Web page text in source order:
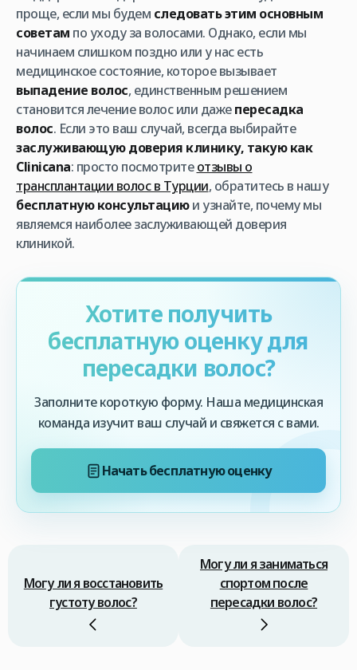
проще, если мы будем следовать этим основным
советам по уходу за волосами. Однако, если мы
начинаем слишком поздно или у нас есть
медицинское состояние, которое вызывает
выпадение волос, единственным решением
становится лечение волос или дажепересадка
волос. Если это ваш случай, всегда выбирайте
заслуживающую доверия клинику, такую как
Clinicana: просто посмотритеотзывы о
трансплантации волос в Турции, обратитесь в нашу
бесплатную консультациюи узнайте, почему мы
являемся наиболее заслуживающей доверия
клиникой.
Хотите получить
бесплатную оценку для
пересадки волос?
Заполните короткую форму. Наша медицинская
команда изучит ваш случай и свяжется с вами.
Начать бесплатную оценку
Могу ли я восстановить
густоту волос?
Могу ли я заниматься
спортом после
пересадки волос?